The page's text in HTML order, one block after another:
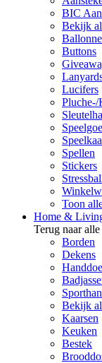
BIC
Bekijk
Buttons
Lucifers
Spellen
Stickers
Toon
Home &
Terug naar
Borden
Dekens
Bekijk
Kaarsen
Keuken
Bestek